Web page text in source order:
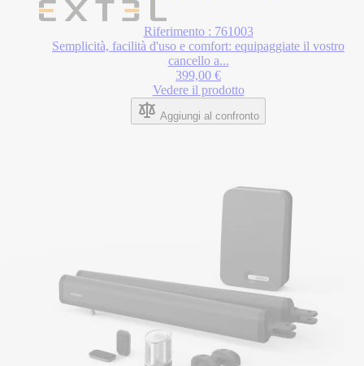
Riferimento : 761003
Semplicità, facilità d'uso e comfort: equipaggiate il vostro
cancello a...
399,00 €
Vedere il prodotto
Aggiungi al confronto